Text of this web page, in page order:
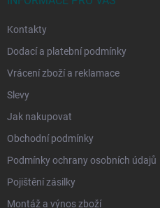
Kontakty
Dodací a platební podmínky
Vrácení zboží a reklamace
Slevy
Jak nakupovat
Obchodní podmínky
Podmínky ochrany osobních údajů
Pojištění zásilky
Montáž a výnos zboží